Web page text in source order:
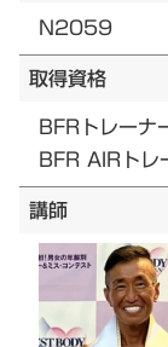
N2059
取得資格
BFRトレーナ
BFR AIRトレ
講師